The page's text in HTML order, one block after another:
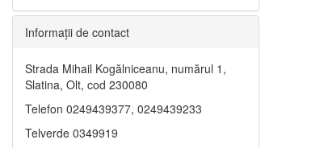
Informaţii de contact
Strada Mihail Kogălniceanu, numărul 1,
Slatina, Olt, cod 230080
Telefon 0249439377, 0249439233
Telverde 0349919